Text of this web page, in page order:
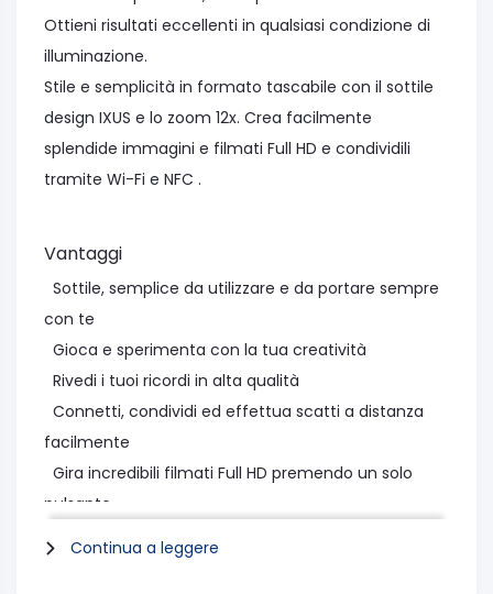
Ottieni risultati eccellenti in qualsiasi condizione di
illuminazione.
Stile e semplicità in formato tascabile con il sottile
design IXUS e lo zoom 12x. Crea facilmente
splendide immagini e filmati Full HD e condividili
tramite Wi-Fi e NFC .
Vantaggi
Sottile, semplice da utilizzare e da portare sempre
con te
Gioca e sperimenta con la tua creatività
Rivedi i tuoi ricordi in alta qualità
Connetti, condividi ed effettua scatti a distanza
facilmente
Gira incredibili filmati Full HD premendo un solo
pulsante
Continua a leggere